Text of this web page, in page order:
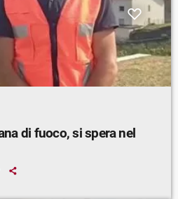
di fuoco, si spera nel